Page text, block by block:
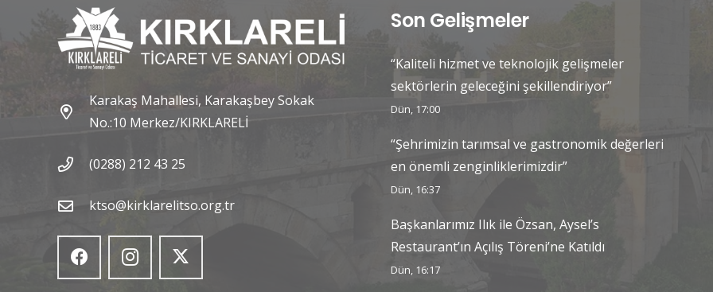
Karakaş Mahallesi, Karakaşbey Sokak
No.:10 Merkez/KIRKLARELİ
(0288) 212 43 25
ktso@kirklarelitso.org.tr
Son Gelişmeler
“Kaliteli hizmet ve teknolojik gelişmeler
sektörlerin geleceğini şekillendiriyor”
Dün, 17:00
“Şehrimizin tarımsal ve gastronomik değerleri
en önemli zenginliklerimizdir”
Dün, 16:37
Başkanlarımız Ilık ile Özsan, Aysel’s
Restaurant’ın Açılış Töreni’ne Katıldı
Dün, 16:17